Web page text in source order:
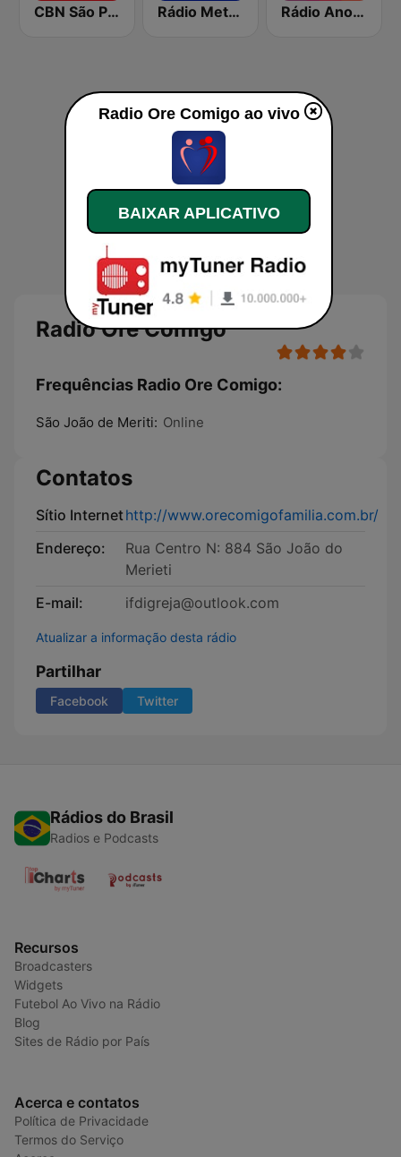
CBN São Paulo Rádio Metropolitana 98.5 FM Rádio Anos 80
Radio Ore Comigo
Frequências Radio Ore Comigo:
São João de Meriti: Online
Contatos
Sítio Internethttp://www.orecomigofamilia.com.br/
Endereço:
Rua Centro N: 884 São João do
Merieti
E-mail:
ifdigreja@outlook.com
Atualizar a informação desta rádio
Partilhar
Facebook Twitter
Rádios do Brasil
Radios e Podcasts
Recursos
Broadcasters
Widgets
Futebol Ao Vivo na Rádio
Blog
Sites de Rádio por País
Acerca e contatos
Política de Privacidade
Termos do Serviço
Radio Ore Comigo ao vivo
BAIXAR APLICATIVO